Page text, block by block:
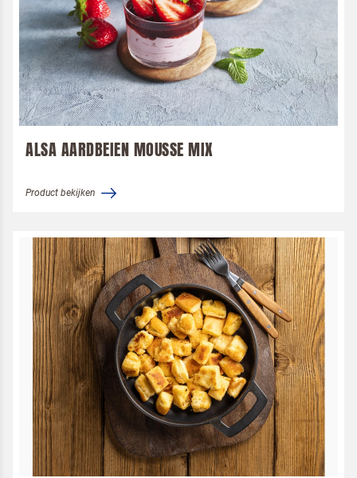
ALSA AARDBEIEN MOUSSE MIX
Product bekijken